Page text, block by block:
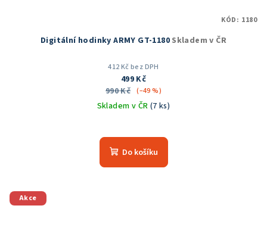
Digitální hodinky ARMY GT-1180 Skladem v ČR
412 Kč bez DPH
499 Kč
990 Kč (–49 %)
Skladem v ČR (7 ks)
hodnocení
produktu
Do košíku
KÓD: 1180
Akce